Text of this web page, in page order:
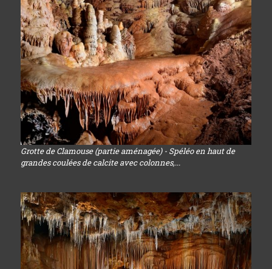
Grotte de Clamouse (partie aménagée) - Spéléo en haut de
grandes coulées de calcite avec colonnes,...